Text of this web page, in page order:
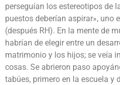
perseguían los estereotipos de
puestos deberían aspirar», uno
(después RH). En la mente de
habrían de elegir entre un
matrimonio y los hijos; se veía
cosas. Se abrieron paso
tabúes, primero en la escuela y